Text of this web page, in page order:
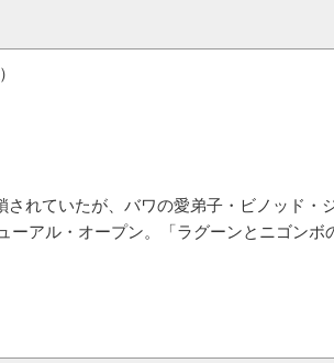
アル・オープン。「ラグーンとニゴンボの